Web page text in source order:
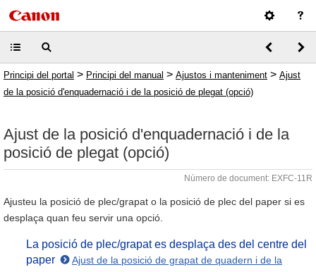
Principi del portal > Principi del manual > Ajustos i manteniment > Ajust
de la posició d'enquadernació i de la posició de plegat (opció)
Ajust de la posició d'enquadernació i de la
posició de plegat (opció)
Número de document: EXFC-11R
Ajusteu la posició de plec/grapat o la posició de plec del paper si es
desplaça quan feu servir una opció.
La posició de plec/grapat es desplaça des del centre del
paper
Ajust de la posició de grapat de quadern i de la